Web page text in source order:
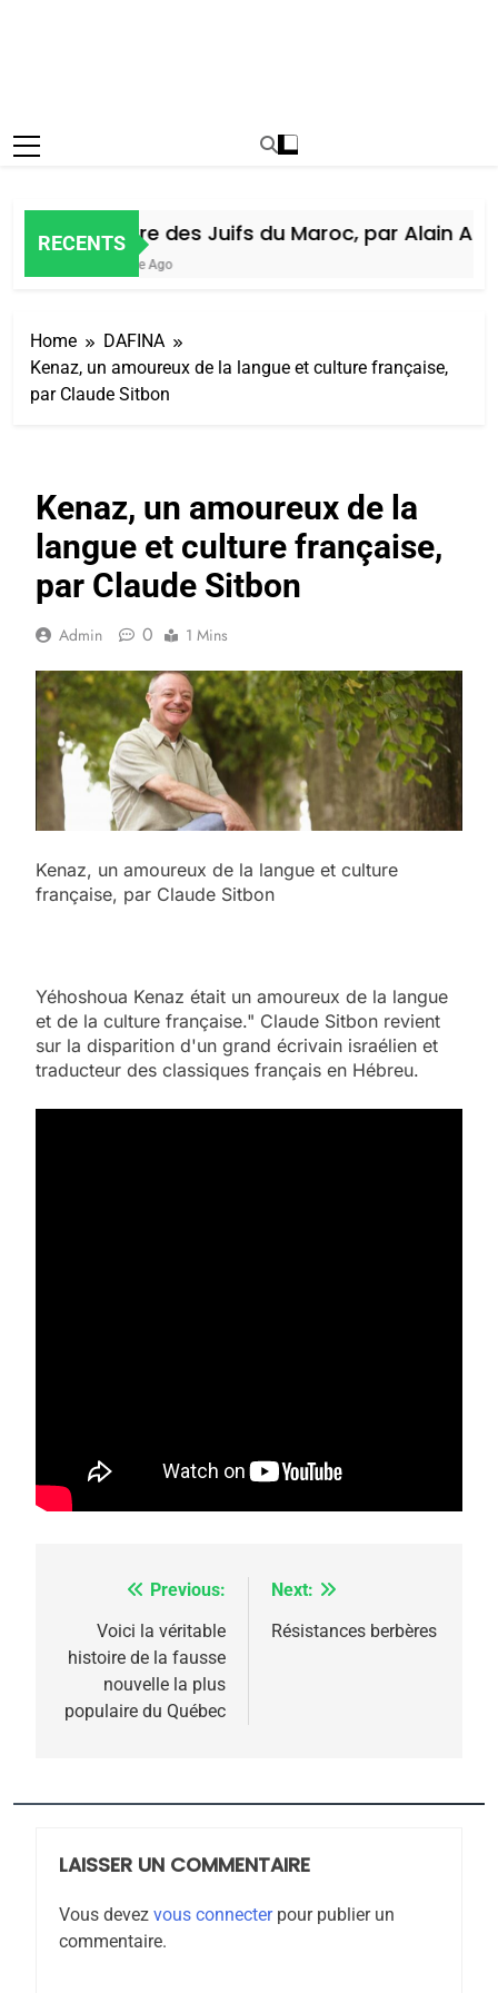
RECENTS
Histoire des Juifs du Maroc, par Alain
1 Semaine Ago
Home
DAFINA
Kenaz, un amoureux de la langue et culture française,
par Claude Sitbon
Kenaz, un amoureux de la
langue et culture française,
par Claude Sitbon
Admin 0 1 Mins
Kenaz, un amoureux de la langue et culture
française, par Claude Sitbon
Yéhoshoua Kenaz était un amoureux de la langue
et de la culture française." Claude Sitbon revient
sur la disparition d'un grand écrivain israélien et
traducteur des classiques français en Hébreu.
Navigation
l’article
Previous:
Voici la véritable
histoire de la fausse
nouvelle la plus
populaire du Québec
Next:
Résistances berbères
LAISSER UN COMMENTAIRE
Vous devez vous connecterpour publier un
commentaire.
meurtrière selon le
rapport d’ADL contre
FRANCE ISRAÉL
FIÈRE, DIGNE ET RÉSILIENTE :
POURQUOI JE REVENDIQUE
MA JUDAÏTE par Thérèse
Zrihen-Dvir
ISRAÉL
7
JUDAISME
8
Tafraout, le miel de Tadla